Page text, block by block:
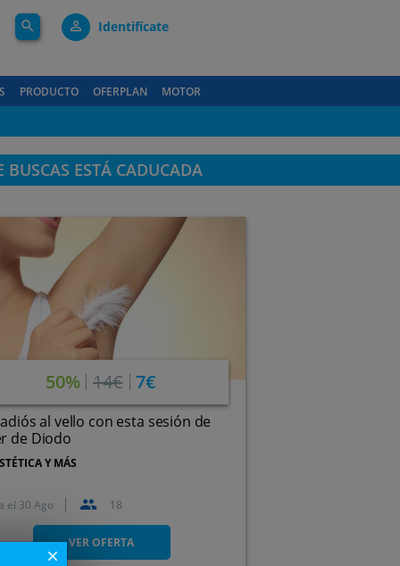
search person_outline Identifícate
PRODUCTO OFERPLAN MOTOR
ESTÁ CADUCADA
50% 14€ 7€
al vello con esta sesión de
de Diodo
Y MÁS
Paseo de Zorrilla, 119, 47008.
Valladolid.
el 30 Ago 18
VER OFERTA
close